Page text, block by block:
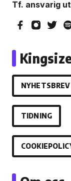
Tf. ansvarig
NYHETSBREV
TIDNING